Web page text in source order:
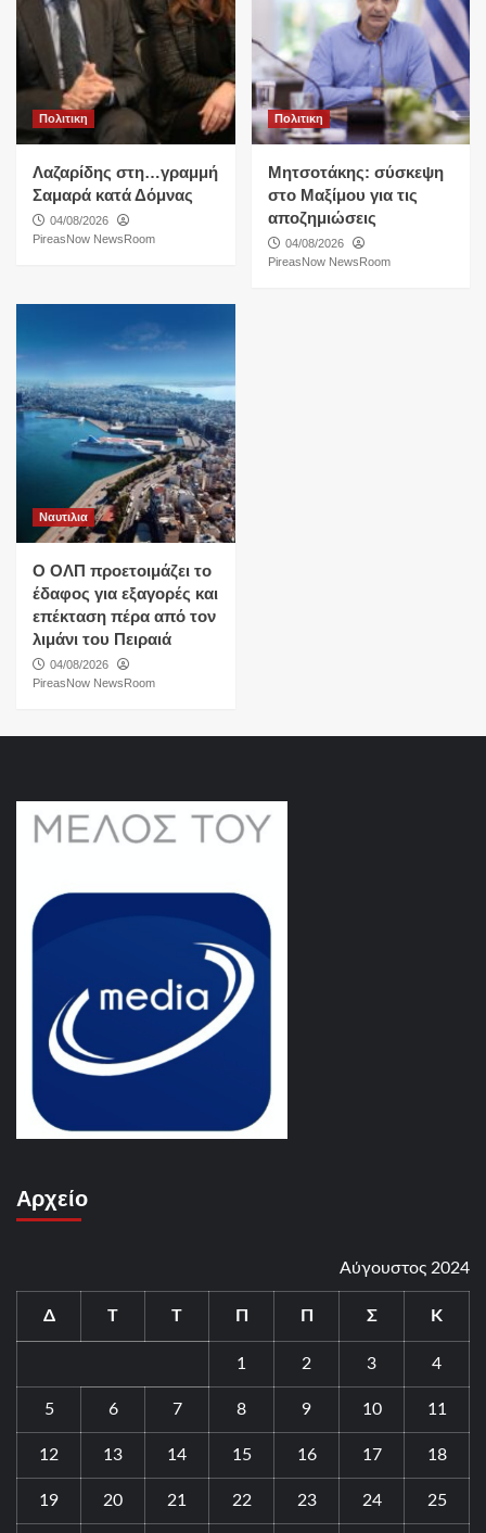
Πολιτικη
Λαζαρίδης στη…γραμμή
Σαμαρά κατά Δόμνας
04/08/2026
PireasNow NewsRoom
Πολιτικη
Μητσοτάκης: σύσκεψη
στο Μαξίμου για τις
αποζημιώσεις
04/08/2026
PireasNow NewsRoom
Ναυτιλια
O ΟΛΠ προετοιμάζει το
έδαφος για εξαγορές και
επέκταση πέρα από τον
λιμάνι του Πειραιά
04/08/2026
PireasNow NewsRoom
Αρχείο
Αύγουστος 2024
Δ Τ Τ Π Π Σ Κ
1 2 3 4
5 6 7 8 9 10 11
12 13 14 15 16 17 18
19 20 21 22 23 24 25